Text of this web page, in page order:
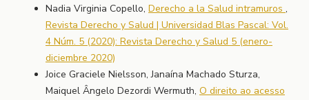
Nadia Virginia Copello, Derecho a la Salud intramuros ,
Revista Derecho y Salud | Universidad Blas Pascal: Vol.
4 Núm. 5 (2020): Revista Derecho y Salud 5 (enero-
diciembre 2020)
Joice Graciele Nielsson, Janaína Machado Sturza,
Maiquel Ângelo Dezordi Wermuth, O direito ao acesso